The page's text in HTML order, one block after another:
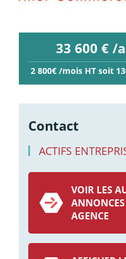
33 600 € /
2 800€ /mois HT soit
Contact
ACTIFS
VOIR LES
ANNONCES
AGENCE